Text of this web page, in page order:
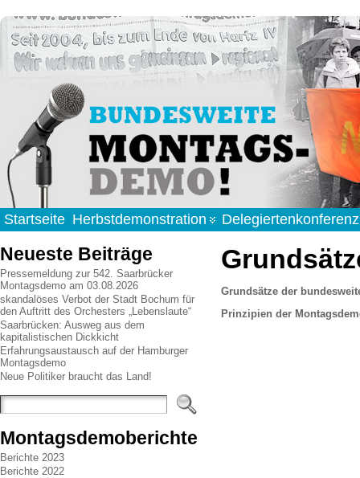
Startseite Herbstdemonstration Delegiertenkonferenz
Neueste Beiträge
Pressemeldung zur 542. Saarbrücker
Montagsdemo am 03.08.2026
skandalöses Verbot der Stadt Bochum für
den Auftritt des Orchesters „Lebenslaute“
Saarbrücken: Ausweg aus dem
kapitalistischen Dickkicht
Erfahrungsaustausch auf der Hamburger
Montagsdemo
Neue Politiker braucht das Land!
Montagsdemoberichte
Berichte 2023
Berichte 2022
Grundsätze der
Prinzipien der